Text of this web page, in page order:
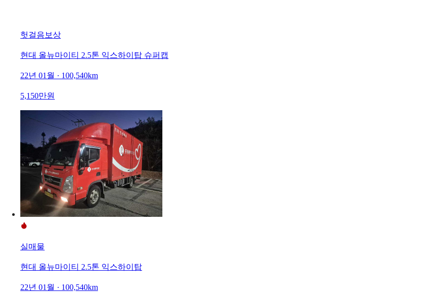
헛걸음보상
현대 올뉴마이티 2.5톤 익스하이탑 슈퍼캡
22년 01월 · 100,540km
5,150만원
실매물
현대 올뉴마이티 2.5톤 익스하이탑
22년 01월 · 100,540km